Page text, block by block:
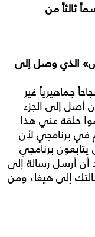
ثالثاً من
الذي وصل إلى
جماهيرياً غير
إلى الجزء
حلقة عني هذا
برنامجي لأن
برنامجي
أن أرسل رسالة إلى
إلى هيفاء ومن